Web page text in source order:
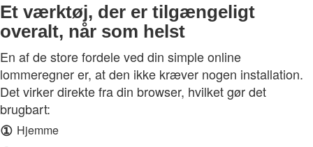
Et værktøj, der er tilgængeligt
overalt, når som helst
En af de store fordele ved din simple online
lommeregner er, at den ikke kræver nogen installation.
Det virker direkte fra din browser, hvilket gør det
brugbart:
① Hjemme